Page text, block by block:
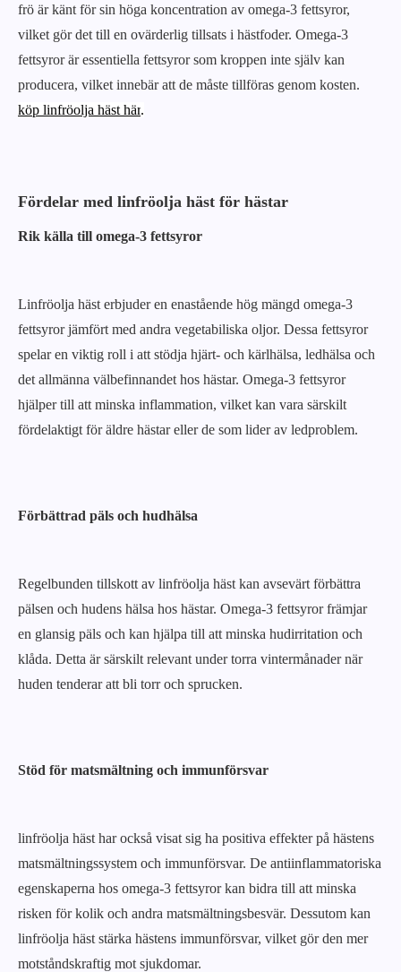
frö är känt för sin höga koncentration av omega-3 fettsyror,
vilket gör det till en ovärderlig tillsats i hästfoder. Omega-3
fettsyror är essentiella fettsyror som kroppen inte själv kan
producera, vilket innebär att de måste tillföras genom kosten.
köp linfröolja häst här.
Fördelar med linfröolja häst för hästar
Rik källa till omega-3 fettsyror
Linfröolja häst erbjuder en enastående hög mängd omega-3
fettsyror jämfört med andra vegetabiliska oljor. Dessa fettsyror
spelar en viktig roll i att stödja hjärt- och kärlhälsa, ledhälsa och
det allmänna välbefinnandet hos hästar. Omega-3 fettsyror
hjälper till att minska inflammation, vilket kan vara särskilt
fördelaktigt för äldre hästar eller de som lider av ledproblem.
Förbättrad päls och hudhälsa
Regelbunden tillskott av linfröolja häst kan avsevärt förbättra
pälsen och hudens hälsa hos hästar. Omega-3 fettsyror främjar
en glansig päls och kan hjälpa till att minska hudirritation och
klåda. Detta är särskilt relevant under torra vintermånader när
huden tenderar att bli torr och sprucken.
Stöd för matsmältning och immunförsvar
linfröolja häst har också visat sig ha positiva effekter på hästens
matsmältningssystem och immunförsvar. De antiinflammatoriska
egenskaperna hos omega-3 fettsyror kan bidra till att minska
risken för kolik och andra matsmältningsbesvär. Dessutom kan
linfröolja häst stärka hästens immunförsvar, vilket gör den mer
motståndskraftig mot sjukdomar.